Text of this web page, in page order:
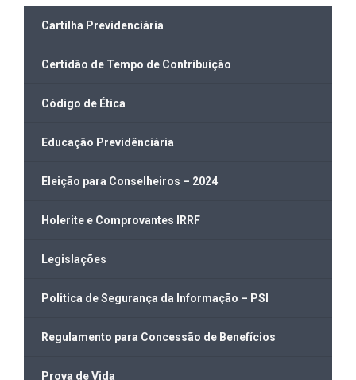
Cartilha Previdenciária
Certidão de Tempo de Contribuição
Código de Ética
Educação Previdênciária
Eleição para Conselheiros – 2024
Holerite e Comprovantes IRRF
Legislações
Politica de Segurança da Informação – PSI
Regulamento para Concessão de Benefícios
Prova de Vida